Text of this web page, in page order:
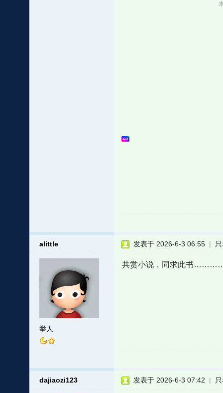
alittle
举人
发表于 2026-6-3 06:55 |
共赏小说，同求此书
dajiaozi123 发表于 2026-6-3 07:42 |